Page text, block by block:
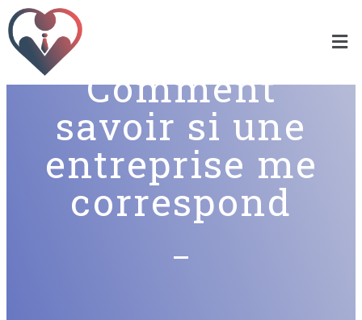
Comment
savoir si une
entreprise me
correspond